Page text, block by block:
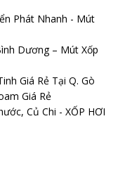
Phát Nhanh - Mút
Dương – Mút Xốp
Giá Rẻ Tại Q. Gò
Giá Rẻ
Củ Chi - XỐP HƠI